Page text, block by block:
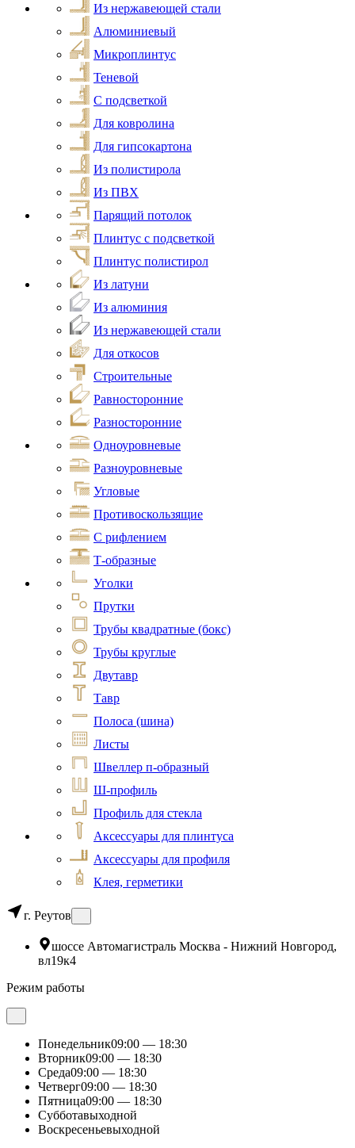
Из нержавеющей стали
Алюминиевый
Микроплинтус
Теневой
С подсветкой
Для ковролина
Для гипсокартона
Из полистирола
Из ПВХ
Парящий потолок
Плинтус с подсветкой
Плинтус полистирол
Из латуни
Из алюминия
Из нержавеющей стали
Для откосов
Строительные
Равносторонние
Разносторонние
Одноуровневые
Разноуровневые
Угловые
Противоскользящие
С рифлением
Т-образные
Уголки
Прутки
Трубы квадратные (бокс)
Трубы круглые
Двутавр
Тавр
Полоса (шина)
Листы
Швеллер п-образный
Ш-профиль
Профиль для стекла
Аксессуары для плинтуса
Аксессуары для профиля
Клея, герметики
г. Реутов
шоссе Автомагистраль Москва - Нижний Новгород,
вл19к4
Режим работы
Понедельник09:00 — 18:30
Вторник09:00 — 18:30
Среда09:00 — 18:30
Четверг09:00 — 18:30
Пятница09:00 — 18:30
Субботавыходной
Воскресеньевыходной